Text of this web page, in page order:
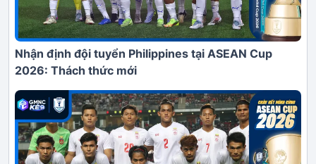
Nhận định đội tuyển Philippines tại ASEAN Cup
2026: Thách thức mới